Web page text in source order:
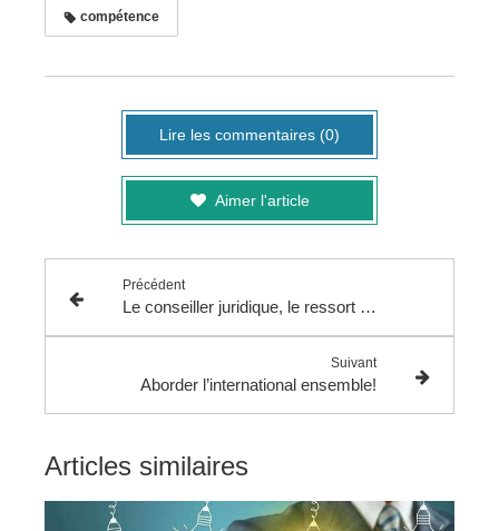
compétence
Lire les commentaires (0)
Aimer l'article
Précédent
Le conseiller juridique, le ressort de votre entreprise.
Suivant
Aborder l’international ensemble!
Articles similaires